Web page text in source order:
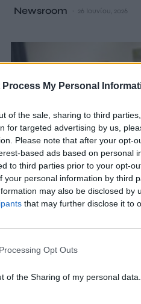
Process My Personal
of the sale, sharing to third
for targeted advertising by us,
Please note that after your opt-
based ads based on personal
to third parties prior to your opt-
your personal information by third
may also be disclosed by
that may further disclose it to
Opt Outs
of the Sharing of my personal data.
Newsroom 26 Ιουνίου, 2026
ΔΙΕΘΝΗ
πολυτελές
κυκλοφορούσε γυμνή
Αμερικανίδα influencer του χώρου